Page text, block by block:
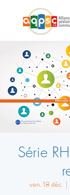
Série
ven. 18 déc.
  |